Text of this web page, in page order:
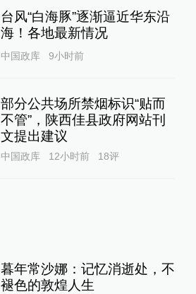
台风“白海豚”逐渐逼近华东沿
海！各地最新情况
中国政库 9小时前
部分公共场所禁烟标识“贴而
不管”，陕西佳县政府网站刊
文提出建议
中国政库 12小时前 18评
暮年常沙娜：记忆消逝处，不
褪色的敦煌人生